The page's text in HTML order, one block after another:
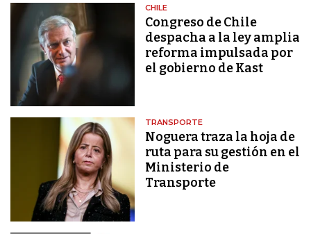
CHILE
Congreso de Chile
despacha a la ley amplia
reforma impulsada por
el gobierno de Kast
TRANSPORTE
Noguera traza la hoja de
ruta para su gestión en el
Ministerio de
Transporte